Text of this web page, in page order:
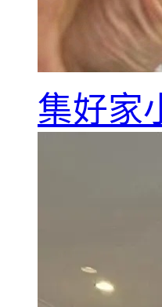
集好家